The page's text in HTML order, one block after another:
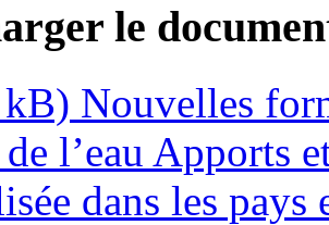
le
Nouvelles
l’eau Apports
dans les